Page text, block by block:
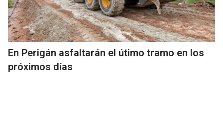
En Perigán asfaltarán el útimo tramo en los
próximos días